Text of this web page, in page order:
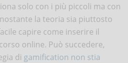
solo con i più piccoli ma con
la teoria sia piuttosto
capire come inserire il
online. Può succedere,
di gamification non stia